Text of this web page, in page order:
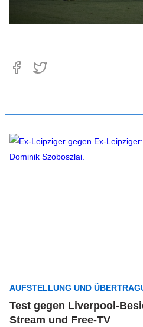
AUFSTELLUNG UND
Test gegen Liverpool-
Stream und Free-TV